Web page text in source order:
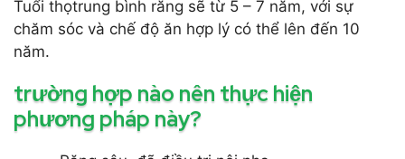
Tuổi thọtrung bình răng sẽ từ 5 – 7 năm, với sự
chăm sóc và chế độ ăn hợp lý có thể lên đến 10
năm.
trường hợp nào nên thực hiện
phương pháp này?